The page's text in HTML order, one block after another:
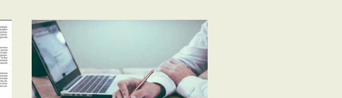
Eventos